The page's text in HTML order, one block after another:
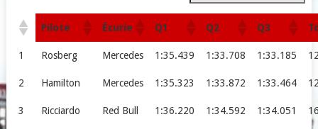
Pilote Écurie Q1 Q2 Q3
1 Rosberg Mercedes 1:35.439 1:33.708 1:33.185
2 Hamilton Mercedes 1:35.323 1:33.872 1:33.464
3 Ricciardo Red Bull 1:36.220 1:34.592 1:34.051